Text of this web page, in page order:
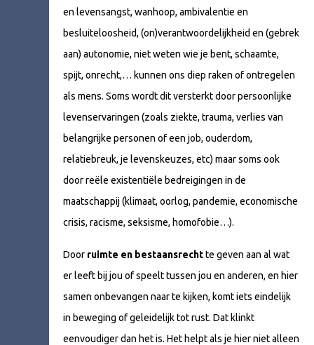
en levensangst, wanhoop, ambivalentie en
besluiteloosheid, (on)verantwoordelijkheid en (gebrek
aan) autonomie, niet weten wie je bent, schaamte,
spijt, onrecht,… kunnen ons diep raken of ontregelen
als mens. Soms wordt dit versterkt door persoonlijke
levenservaringen (zoals ziekte, trauma, verlies van
belangrijke personen of een job, ouderdom,
relatiebreuk, je levenskeuzes, etc) maar soms ook
door reële existentiële bedreigingen in de
maatschappij (klimaat, oorlog, pandemie, economische
crisis, racisme, seksisme, homofobie…).
Door ruimte en bestaansrechtte geven aan al wat
er leeft bij jou of speelt tussen jou en anderen, en hier
samen onbevangen naar te kijken, komt iets eindelijk
in beweging of geleidelijk tot rust. Dat klinkt
eenvoudiger dan het is. Het helpt als je hier niet alleen